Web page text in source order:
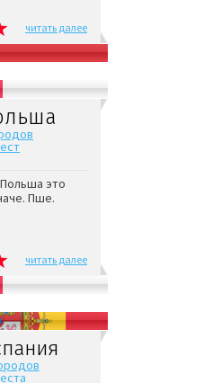
читать далее
это
Пше.
читать далее